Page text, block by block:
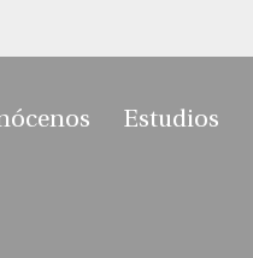
Estudios